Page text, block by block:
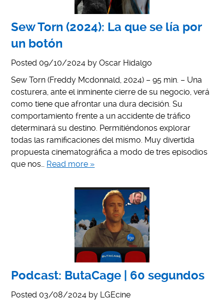
Sew Torn (2024): La que se lía por
un botón
Posted 09/10/2024 byOscar Hidalgo
Sew Torn (Freddy Mcdonnald, 2024) – 95 min. – Una
costurera, ante el inminente cierre de su negocio, verá
como tiene que afrontar una dura decisión. Su
comportamiento frente a un accidente de tráfico
determinará su destino. Permitiéndonos explorar
todas las ramificaciones del mismo. Muy divertida
propuesta cinematográfica a modo de tres episodios
que nos… Read more »
Podcast: ButaCage | 60 segundos
Posted 03/08/2024 by LGEcine